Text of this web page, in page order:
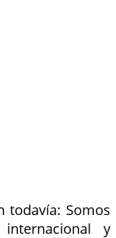
todavía: Somos
y